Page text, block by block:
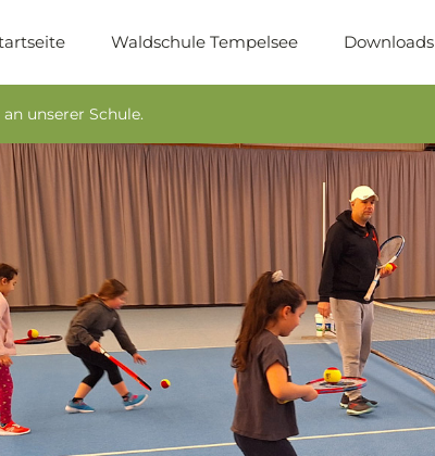
Waldschule Tempelsee Downloads
an unserer Schule.